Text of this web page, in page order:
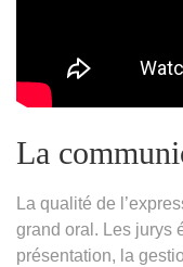
La
La qualité de
grand oral. Les jurys
présentation, la